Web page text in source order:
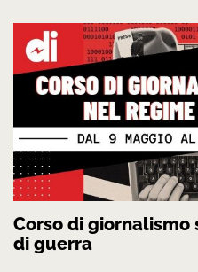
Corso di
di guerra